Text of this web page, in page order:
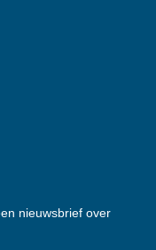
nieuwsbrief over